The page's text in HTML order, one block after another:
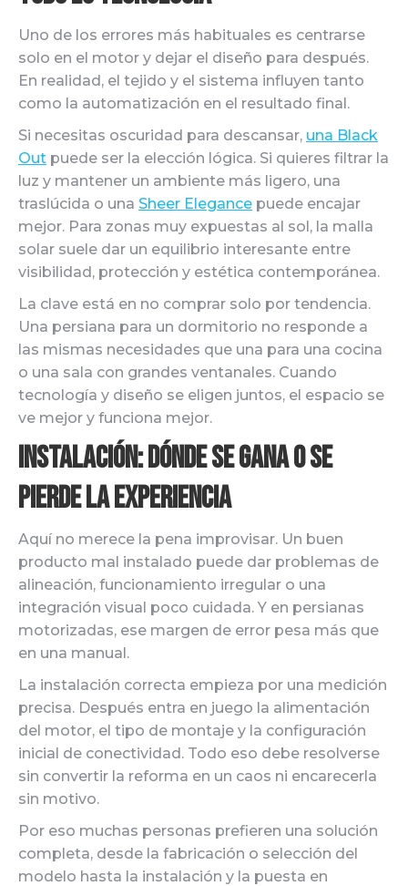
Uno de los errores más habituales es centrarse
solo en el motor y dejar el diseño para después.
En realidad, el tejido y el sistema influyen tanto
como la automatización en el resultado final.
Si necesitas oscuridad para descansar, una Black
Out puede ser la elección lógica. Si quieres filtrar la
luz y mantener un ambiente más ligero, una
traslúcida o una Sheer Elegance puede encajar
mejor. Para zonas muy expuestas al sol, la malla
solar suele dar un equilibrio interesante entre
visibilidad, protección y estética contemporánea.
La clave está en no comprar solo por tendencia.
Una persiana para un dormitorio no responde a
las mismas necesidades que una para una cocina
o una sala con grandes ventanales. Cuando
tecnología y diseño se eligen juntos, el espacio se
ve mejor y funciona mejor.
Instalación: dónde se gana o se
pierde la experiencia
Aquí no merece la pena improvisar. Un buen
producto mal instalado puede dar problemas de
alineación, funcionamiento irregular o una
integración visual poco cuidada. Y en persianas
motorizadas, ese margen de error pesa más que
en una manual.
La instalación correcta empieza por una medición
precisa. Después entra en juego la alimentación
del motor, el tipo de montaje y la configuración
inicial de conectividad. Todo eso debe resolverse
sin convertir la reforma en un caos ni encarecerla
sin motivo.
Por eso muchas personas prefieren una solución
completa, desde la fabricación o selección del
modelo hasta la instalación y la puesta en